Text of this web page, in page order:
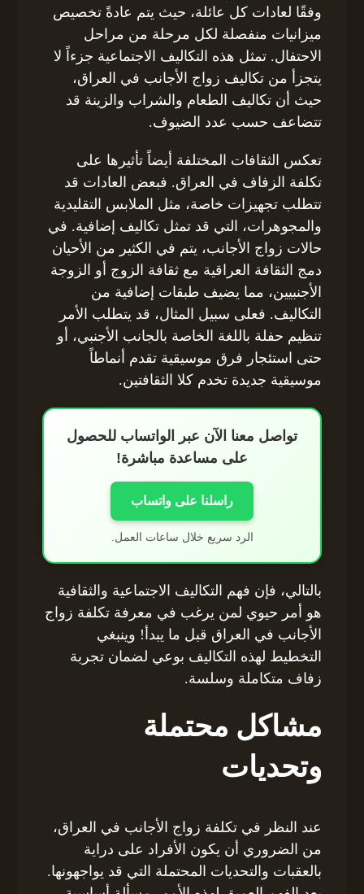
وفقًا لعادات كل عائلة، حيث يتم عادةً تخصيص
ميزانيات منفصلة لكل مرحلة من مراحل
الاحتفال. تمثل هذه التكاليف الاجتماعية جزءاً لا
يتجزأ من تكاليف زواج الأجانب في العراق،
حيث أن تكاليف الطعام والشراب والزينة قد
تتضاعف حسب عدد الضيوف.
تعكس الثقافات المختلفة أيضاً تأثيرها على
تكلفة الزفاف في العراق. فبعض العادات قد
تتطلب تجهيزات خاصة، مثل الملابس التقليدية
والمجوهرات، التي قد تمثل تكاليف إضافية. في
حالات زواج الأجانب، يتم في الكثير من الأحيان
دمج الثقافة العراقية مع ثقافة الزوج أو الزوجة
الأجنبيين، مما يضيف طبقات إضافية من
التكاليف. فعلى سبيل المثال، قد يتطلب الأمر
تنظيم حفلة باللغة الخاصة بالجانب الأجنبي، أو
حتى استئجار فرق موسيقية تقدم أنماطاً
موسيقية جديدة تخدم كلا الثقافتين.
تواصل معنا الآن عبر الواتساب للحصول
على مساعدة مباشرة!
راسلنا على واتساب
الرد سريع خلال ساعات العمل.
بالتالي، فإن فهم التكاليف الاجتماعية والثقافية
هو أمر حيوي لمن يرغب في معرفة تكلفة زواج
الأجانب في العراق قبل ما يبدأ! وينبغي
التخطيط لهذه التكاليف بوعي لضمان تجربة
زفاف متكاملة وسلسة.
مشاكل محتملة
وتحديات
عند النظر في تكلفة زواج الأجانب في العراق،
من الضروري أن يكون الأفراد على دراية
بالعقبات والتحديات المحتملة التي قد يواجهونها.